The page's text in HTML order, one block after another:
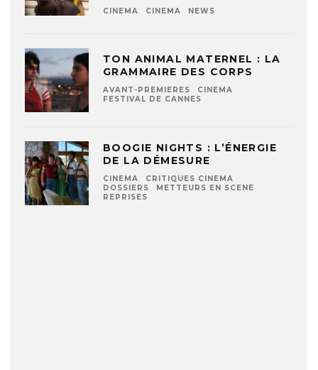
CINEMA CINEMA NEWS
TON ANIMAL MATERNEL : LA
GRAMMAIRE DES CORPS
AVANT-PREMIERES
CINEMA
FESTIVAL DE CANNES
BOOGIE NIGHTS : L’ÉNERGIE
DE LA DÉMESURE
CINEMA
CRITIQUES CINEMA
DOSSIERS
METTEURS EN SCENE
REPRISES